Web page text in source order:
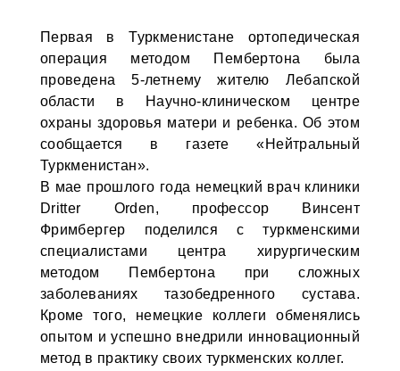
Первая в Туркменистане ортопедическая
операция методом Пембертона была
проведена 5-летнему жителю Лебапской
области в Научно-клиническом центре
охраны здоровья матери и ребенка. Об этом
сообщается в газете «Нейтральный
Туркменистан».
В мае прошлого года немецкий врач клиники
Dritter Orden, профессор Винсент
Фримбергер поделился с туркменскими
специалистами центра хирургическим
методом Пембертона при сложных
заболеваниях тазобедренного сустава.
Кроме того, немецкие коллеги обменялись
опытом и успешно внедрили инновационный
метод в практику своих туркменских коллег.